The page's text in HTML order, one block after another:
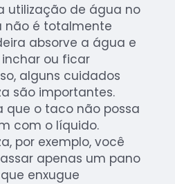
utilização de água no
não é totalmente
absorve a água e
ou ficar
alguns cuidados
são importantes.
que o taco não possa
com o líquido.
por exemplo, você
apenas um pano
enxugue